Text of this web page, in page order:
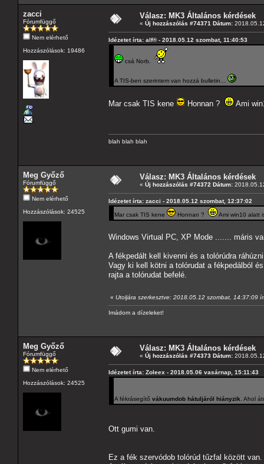
zacci
Fórumfüggő
Nem elérhető
Hozzászólások: 19486
Válasz: MK3 Általános kérdések
« Új hozzászólás #74371 Dátum:
Idézetet írta: alf® - 2018.05.12 szombat, 11:40:53
csá Norb.
A TIS-ben szerintem van hozzá bulletin...
Mar csak TIS kene Honnan ? Ami
blah blah blah
Meg Győző
Fórumfüggő
Nem elérhető
Hozzászólások: 24525
Válasz: MK3 Általános kérdések
« Új hozzászólás #74372 Dátum:
Idézetet írta: zacci - 2018.05.12 szombat, 12:37:02
Mar csak TIS kene Honnan ? Ami win10 alatt
Windows Virtual PC, XP Mode ....... máris
A fékpedált kell kivenni és a tolórúdra
Vagy ki kell kötni a tolórudat a fékpedálból
rajta a tolórudat befelé.
« Utoljára szerkesztve: 2018.05.12 szombat, 14:37:09
Imádom a dízeleket!
Meg Győző
Fórumfüggő
Nem elérhető
Hozzászólások: 24525
Válasz: MK3 Általános kérdések
« Új hozzászólás #74373 Dátum:
Idézetet írta: Zoleex - 2018.05.06 vasárnap, 15:11:43
A fékrásegítő vákuumdob hátuljáról hiányzik . Ahol
Ott gumi van.
Ez a fék szervódob tolórúd tűzfal között van.